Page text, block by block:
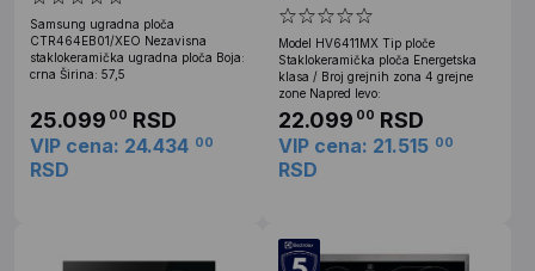
Samsung ugradna ploča
CTR464EB01/XEO Nezavisna
staklokeramička ugradna ploča Boja:
crna Širina: 57,5
25.099 00 RSD
VIP cena: 24.434 00
RSD
Model HV6411MX Tip ploče
Staklokeramička ploča Energetska
klasa / Broj grejnih zona 4 grejne
zone Napred levo:
22.099 00 RSD
VIP cena: 21.515 00
RSD